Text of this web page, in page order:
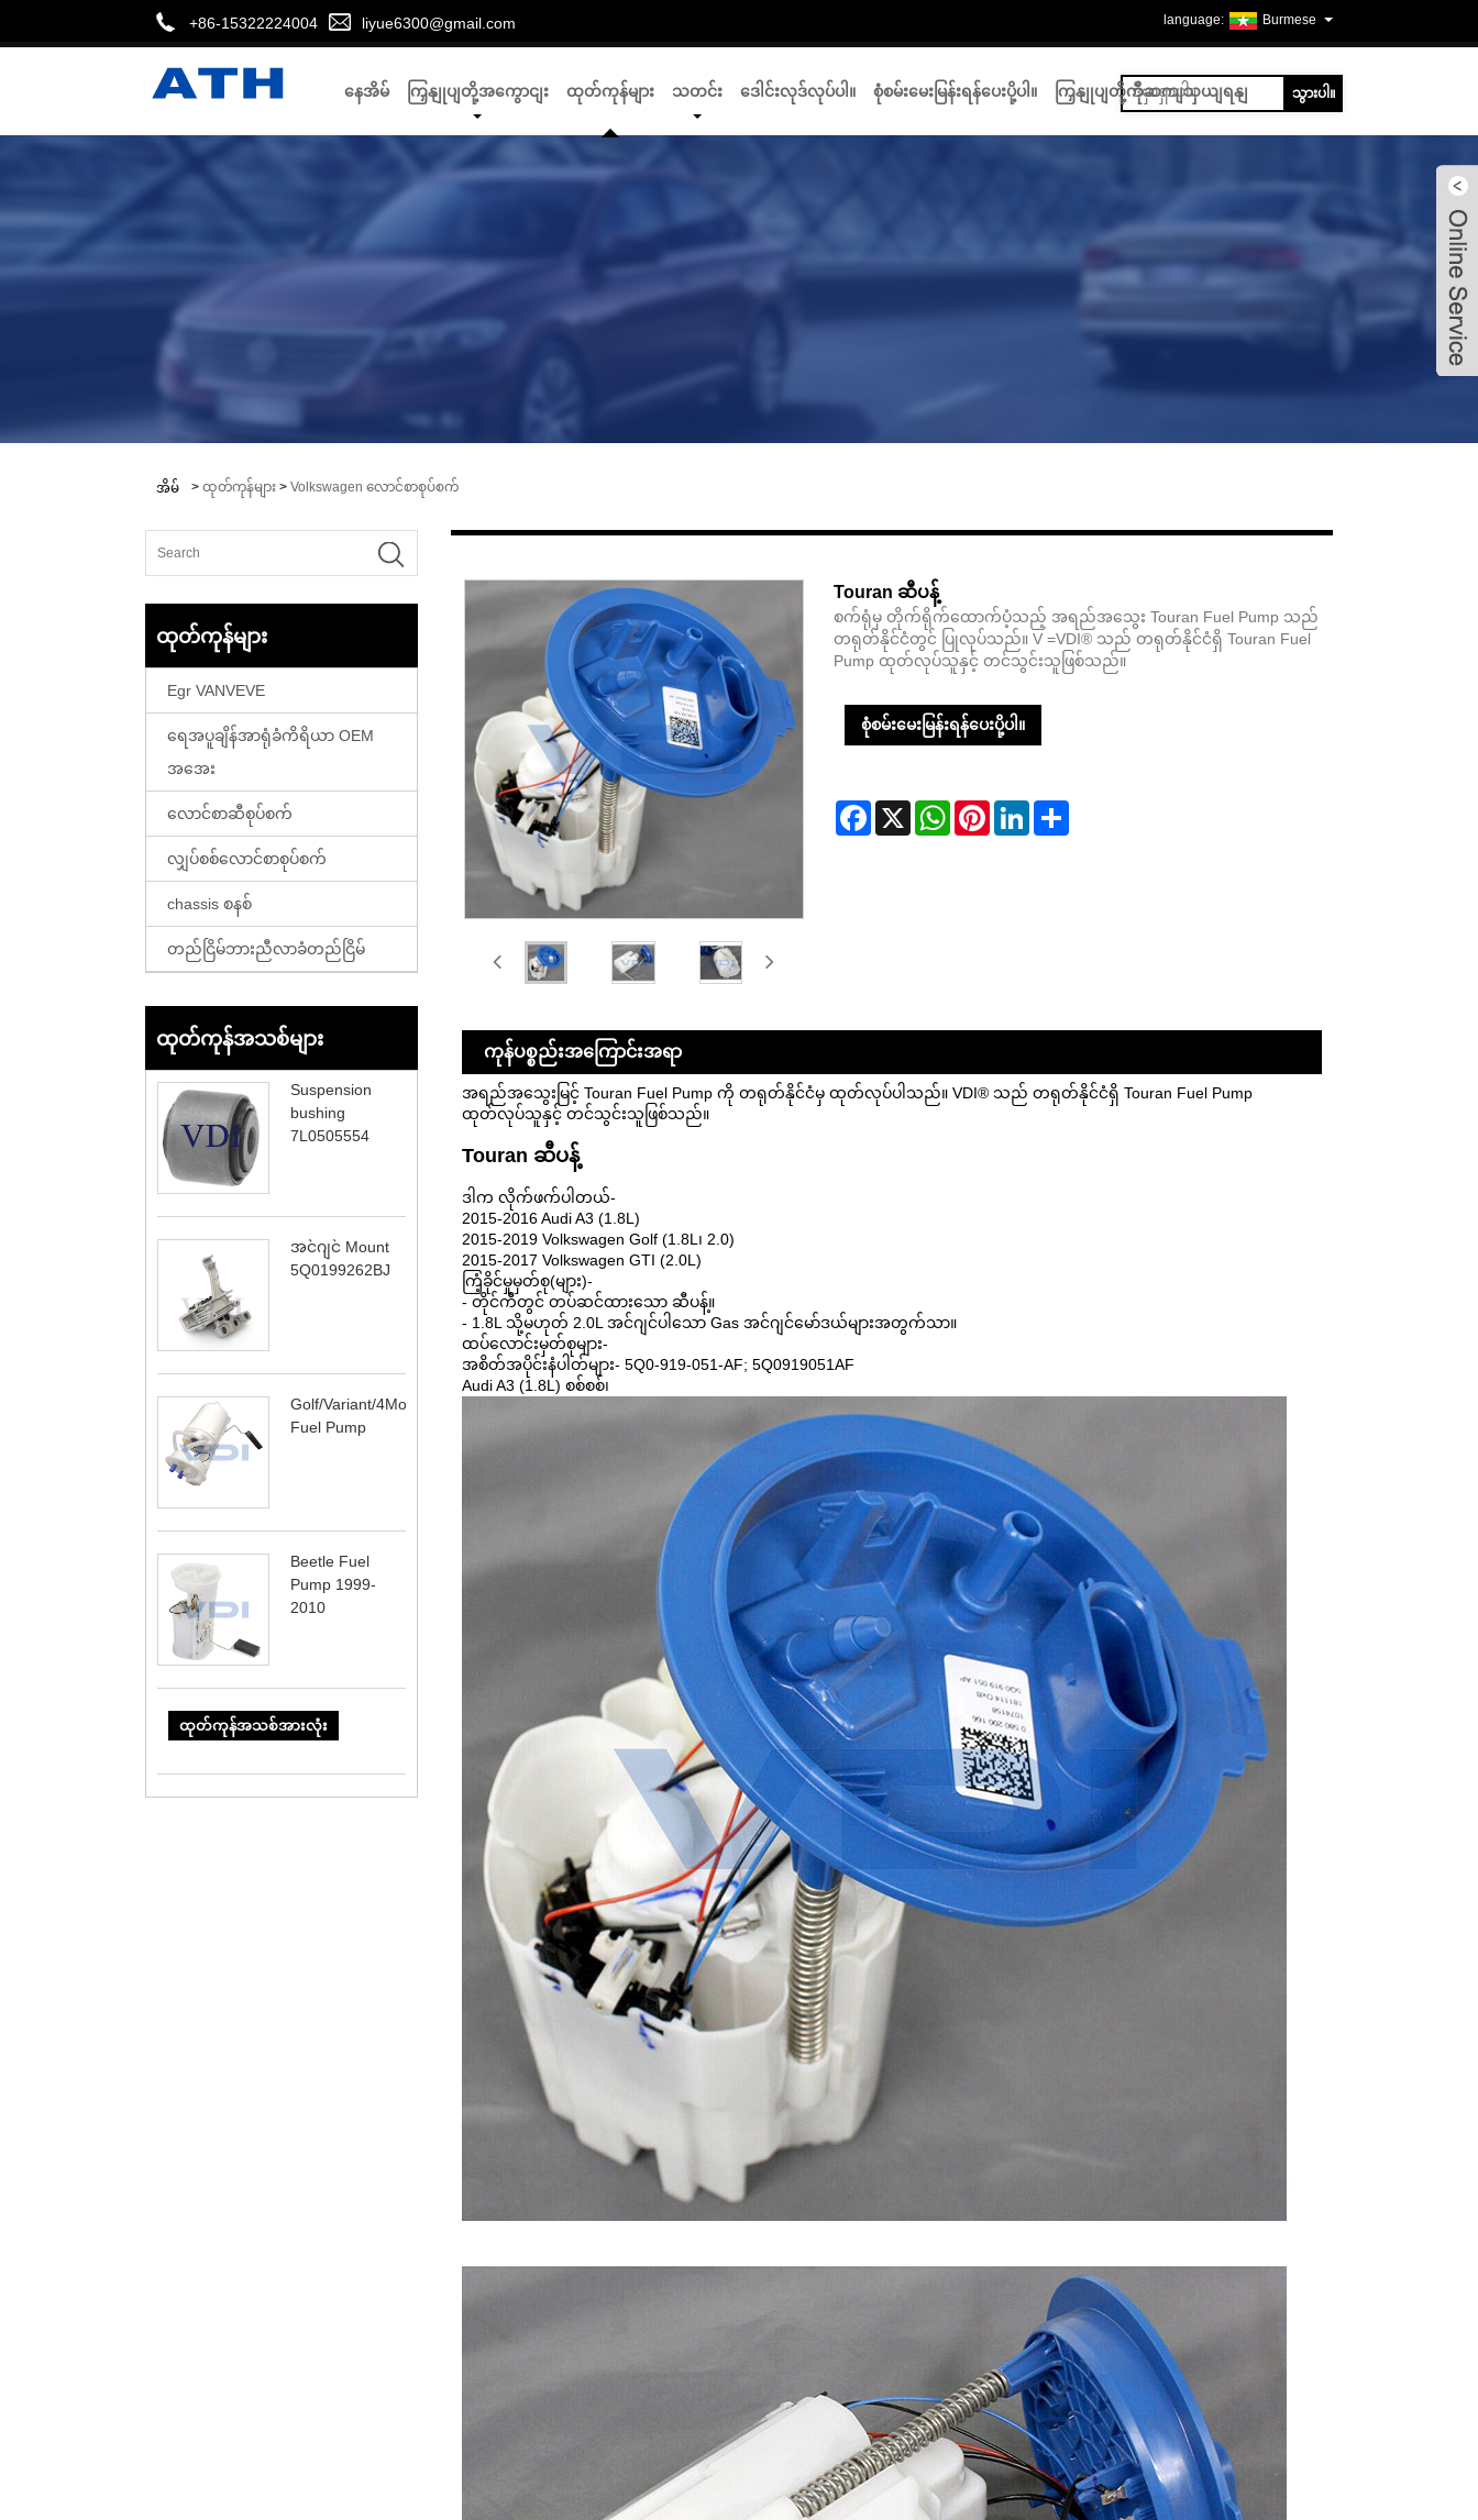
+86-15322224004 liyue6300@gmail.com Burmese
နေအိမ် ကြှနျုပျတို့အကွောငျး ထုတ်ကုန်များ သတင်း ဒေါင်းလုဒ်လုပ်ပါ။ စုံစမ်းမေးမြန်းရန်ပေးပို့ပါ။ ကြှနျုပျတို့ကိုဆကျသှယျရနျ
အိမ် > ထုတ်ကုန်များ > Volkswagen လောင်စာစုပ်စက်
ထုတ်ကုန်များ
Egr VANVEVE
ရေအပူချိန်အာရုံခံကိရိယာ OEM
အအေး
လောင်စာဆီစုပ်စက်
လျှပ်စစ်လောင်စာစုပ်စက်
chassis စနစ်
တည်ငြိမ်ဘားညီလာခံတည်ငြိမ်
ထုတ်ကုန်အသစ်များ
Suspension
bushing
7L0505554
အင်ဂျင် Mount
5Q0199262BJ
Golf/Variant/4Motion
Fuel Pump
Beetle Fuel
Pump 1999-
2010
ထုတ်ကုန်အသစ်အားလုံး
Touran ဆီပန့်
စက်ရုံမှ တိုက်ရိုက်ထောက်ပံ့သည့် အရည်အသွေး Touran Fuel Pump သည်
တရုတ်နိုင်ငံတွင် ပြုလုပ်သည်။ V =VDI® သည် တရုတ်နိုင်ငံရှိ Touran Fuel
Pump ထုတ်လုပ်သူနှင့် တင်သွင်းသူဖြစ်သည်။
စုံစမ်းမေးမြန်းရန်ပေးပို့ပါ။
Facebook
X WhatsAppPinterestLinkedInShare
ကုန်ပစ္စည်းအကြောင်းအရာ
အရည်အသွေးမြင့် Touran Fuel Pump ကို တရုတ်နိုင်ငံမှ ထုတ်လုပ်ပါသည်။ VDI® သည် တရုတ်နိုင်ငံရှိ Touran Fuel Pump
ထုတ်လုပ်သူနှင့် တင်သွင်းသူဖြစ်သည်။
Touran ဆီပန့်
ဒါက လိုက်ဖက်ပါတယ်-
2015-2016 Audi A3 (1.8L)
2015-2019 Volkswagen Golf (1.8L၊ 2.0)
2015-2017 Volkswagen GTI (2.0L)
ကြံ့ခိုင်မှုမှတ်စု(များ)-
- တိုင်ကီတွင် တပ်ဆင်ထားသော ဆီပန့်။
- 1.8L သို့မဟုတ် 2.0L အင်ဂျင်ပါသော Gas အင်ဂျင်မော်ဒယ်များအတွက်သာ။
ထပ်လောင်းမှတ်စုများ-
အစိတ်အပိုင်းနံပါတ်များ- 5Q0-919-051-AF; 5Q0919051AF
Audi A3 (1.8L) စစ်စစ်၊